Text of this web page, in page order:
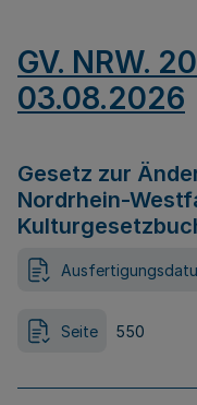
GV. NRW.
03.08.2026
Gesetz zur
Nordrhein-
Seite 550